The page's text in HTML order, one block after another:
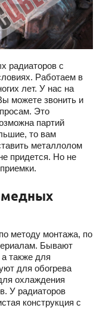
радиаторов с
Работаем в
лет. У нас на
можете звонить и
Это
партий
то вам
металлолом
придется. Но не
методу монтажа, по
Бывают
также для
для обогрева
охлаждения
У радиаторов
конструкция с